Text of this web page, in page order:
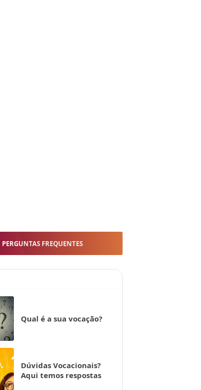
PERGUNTAS FREQUENTES
Qual é a sua vocação?
Dúvidas Vocacionais?
Aqui temos respostas